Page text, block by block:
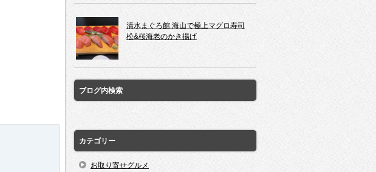
清水まぐろ館 海山で極上マグロ寿司
松&桜海老のかき揚げ
ブログ内検索
カテゴリー
お取り寄せグルメ